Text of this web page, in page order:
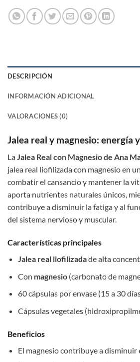
DESCRIPCIÓN
INFORMACIÓN ADICIONAL
VALORACIONES (0)
Jalea real y magnesio: energía
LaJalea Real con Magnesio de Ana
jalea real liofilizada con magnesio en
combatir el cansancio y mantener la
aporta nutrientes naturales únicos,
contribuye a disminuir la fatiga y al
del sistema nervioso y muscular.
Características principales
Jalea real liofilizadade alta
Con magnesio(carbonato de
60 cápsulas por envase (15 a 30
Cápsulas vegetales
Beneficios
El magnesio contribuye a disminuir